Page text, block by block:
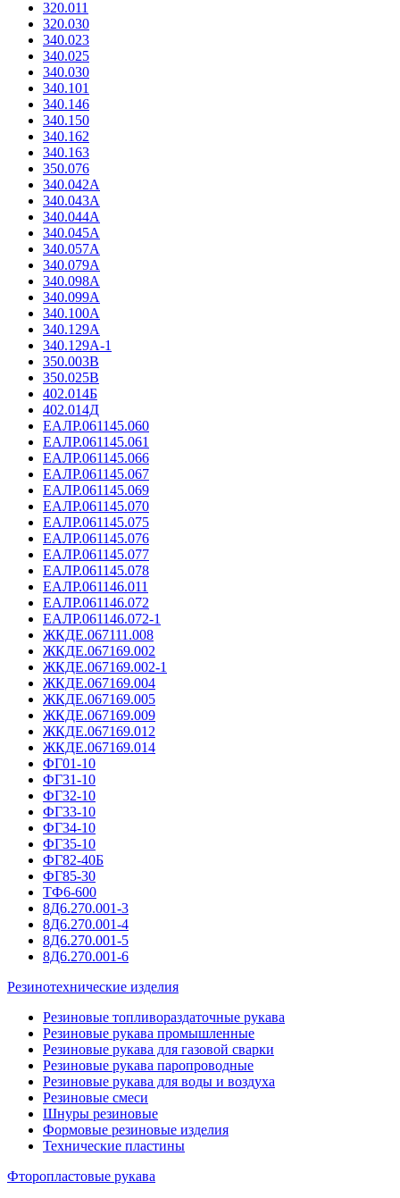
320.011
320.030
340.023
340.025
340.030
340.101
340.146
340.150
340.162
340.163
350.076
340.042А
340.043А
340.044А
340.045А
340.057А
340.079А
340.098А
340.099А
340.100А
340.129А
340.129А-1
350.003В
350.025В
402.014Б
402.014Д
ЕАЛР.061145.060
ЕАЛР.061145.061
ЕАЛР.061145.066
ЕАЛР.061145.067
ЕАЛР.061145.069
ЕАЛР.061145.070
ЕАЛР.061145.075
ЕАЛР.061145.076
ЕАЛР.061145.077
ЕАЛР.061145.078
ЕАЛР.061146.011
ЕАЛР.061146.072
ЕАЛР.061146.072-1
ЖКДЕ.067111.008
ЖКДЕ.067169.002
ЖКДЕ.067169.002-1
ЖКДЕ.067169.004
ЖКДЕ.067169.005
ЖКДЕ.067169.009
ЖКДЕ.067169.012
ЖКДЕ.067169.014
ФГ01-10
ФГ31-10
ФГ32-10
ФГ33-10
ФГ34-10
ФГ35-10
ФГ82-40Б
ФГ85-30
ТФ6-600
8Д6.270.001-3
8Д6.270.001-4
8Д6.270.001-5
8Д6.270.001-6
Резинотехнические изделия
Резиновые топливораздаточные рукава
Резиновые рукава промышленные
Резиновые рукава для газовой сварки
Резиновые рукава паропроводные
Резиновые рукава для воды и воздуха
Резиновые смеси
Шнуры резиновые
Формовые резиновые изделия
Технические пластины
Фторопластовые рукава